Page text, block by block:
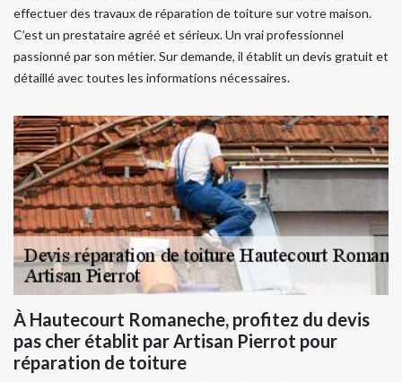
effectuer des travaux de réparation de toiture sur votre maison.
C’est un prestataire agréé et sérieux. Un vrai professionnel
passionné par son métier. Sur demande, il établit un devis gratuit et
détaillé avec toutes les informations nécessaires.
À Hautecourt Romaneche, profitez du devis
pas cher établit par Artisan Pierrot pour
réparation de toiture